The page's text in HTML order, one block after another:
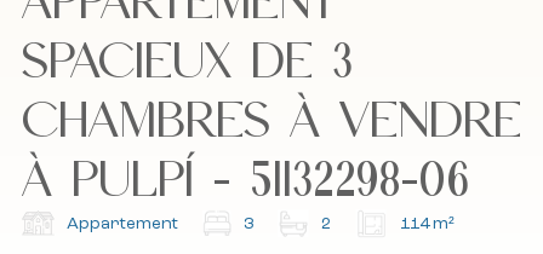
J'accepte la politique de cookies, la politique de
confidentialité et les conditions générales.
Abonnez-vous à notre newsletter.
J'accepte la politique de cookies, la politique de
confidentialité et les conditions générales.
Abonnez-vous à notre newsletter.
SPACIEUX DE 3
CHAMBRES À VENDRE
À PULPÍ - 51132298-06
Appartement 3 2 114 m²